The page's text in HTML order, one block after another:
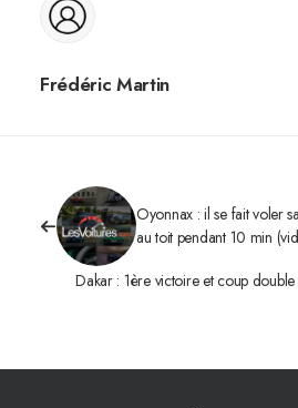
Frédéric Martin
Oyonnax : il se fait voler
au toit pendant 10 min
Dakar : 1ère victoire et coup